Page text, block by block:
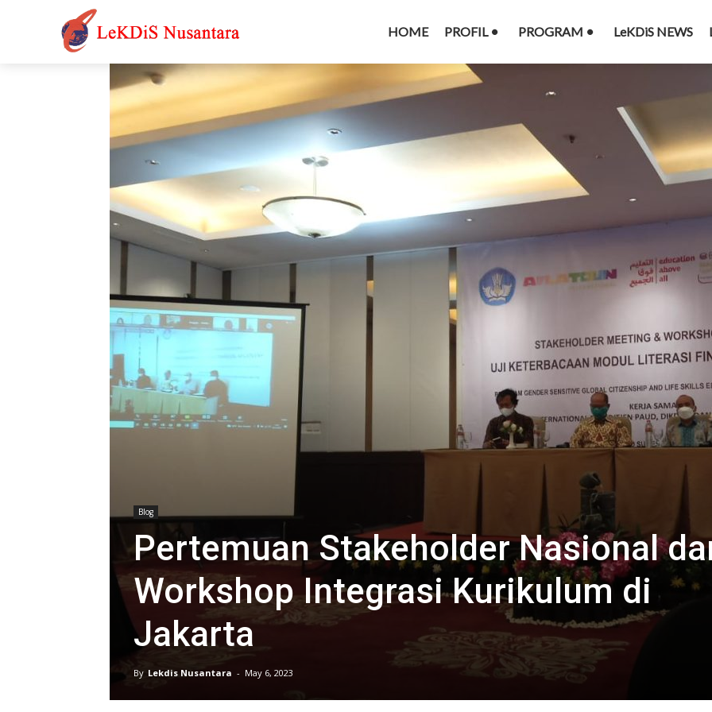
HOME PROFIL PROGRAM LeKDiS NEWS
Blog
Pertemuan Stakeholder Nasional
Workshop Integrasi Kurikulum di
Jakarta
By Lekdis Nusantara - May 6, 2023